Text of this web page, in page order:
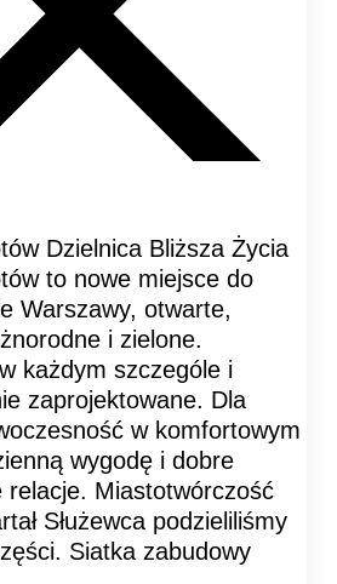
Dzielnica Bliższa Życia
to nowe miejsce do
Warszawy, otwarte,
i zielone.
każdym szczególe i
zaprojektowane. Dla
w komfortowym
wygodę i dobre
relacje. Miastotwórczość
Służewca podzieliliśmy
Siatka zabudowy